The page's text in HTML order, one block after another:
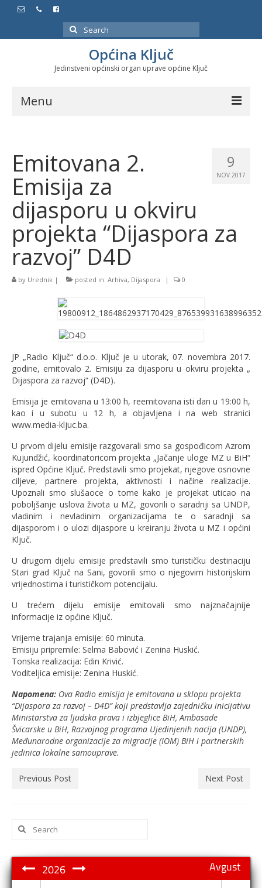
Search
for:
Općina Ključ
Jedinstveni općinski organ uprave općine Ključ
Menu
Službeni glasnici
Javne nabavke
Značajni datumi i manifestacije
Program energetske efikasnosti u stambenom
sektoru
9
NOV 2017
Emitovana 2.
Emisija za
dijasporu u okviru
projekta “Dijaspora za
razvoj” D4D
by Urednik | posted in: Arhiva, Dijaspora | 0
JP „Radio Ključ“ d.o.o. Ključ je u utorak, 07. novembra 2017.
godine, emitovalo 2. Emisiju za dijasporu u okviru projekta „
Dijaspora za razvoj“ (D4D).
Emisija je emitovana u 13:00 h, reemitovana isti dan u 19:00 h,
kao i u subotu u 12 h, a objavljena i na web stranici
www.media-kljuc.ba.
U prvom dijelu emisije razgovarali smo sa gospođicom Azrom
Kujundžić, koordinatoricom projekta „Jačanje uloge MZ u BiH“
ispred Općine Ključ. Predstavili smo projekat, njegove osnovne
ciljeve, partnere projekta, aktivnosti i načine realizacije.
Upoznali smo slušaoce o tome kako je projekat uticao na
poboljšanje uslova života u MZ, govorili o saradnji sa UNDP,
vladinim i nevladinim organizacijama te o saradnji sa
dijasporom i o ulozi dijaspore u kreiranju života u MZ i općini
Ključ.
U drugom dijelu emisije predstavili smo turističku destinaciju
Stari grad Ključ na Sani, govorili smo o njegovim historijskim
vrijednostima i turističkom potencijalu.
U trećem dijelu emisije emitovali smo najznačajnije
informacije iz općine Ključ.
Vrijeme trajanja emisije: 60 minuta.
Emisiju pripremile: Selma Babović i Zenina Huskić.
Tonska realizacija: Edin Krivić.
Voditeljica emisije: Zenina Huskić.
Napomena: Ova Radio emisija je emitovana u sklopu projekta
“Dijaspora za razvoj – D4D” koji predstavlja zajedničku inicijativu
Ministarstva za ljudska prava i izbjeglice BiH, Ambasade
Švicarske u BiH, Razvojnog programa Ujedinjenih nacija (UNDP),
Međunarodne organizacije za migracije (IOM) BiH i partnerskih
jedinica lokalne samouprave.
Previous Post Next Post
Search
for:
Avgust
2026